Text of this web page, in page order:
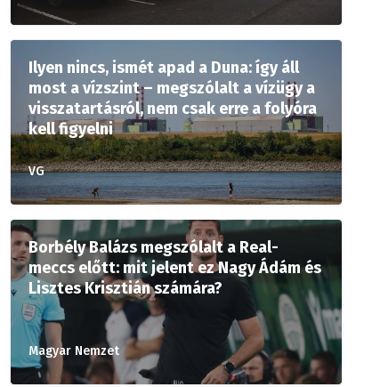
Ilyen nincs, ismét apad a Duna: így áll
most a vízszint – megszólalt a vízügy a
visszatartásról, nem csak erre a folyóra
kell figyelni
VG
Borbély Balázs megszólalt a Real-
meccs előtt: mit jelent ez Nagy Ádám és
Lisztes Krisztián számára?
Magyar Nemzet